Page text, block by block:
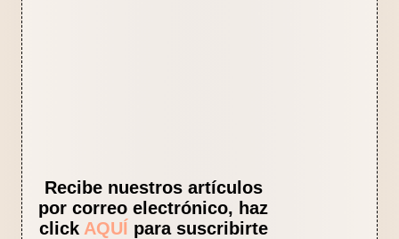
Recibe nuestros artículos
por correo electrónico, haz
click AQUÍ para suscribirte